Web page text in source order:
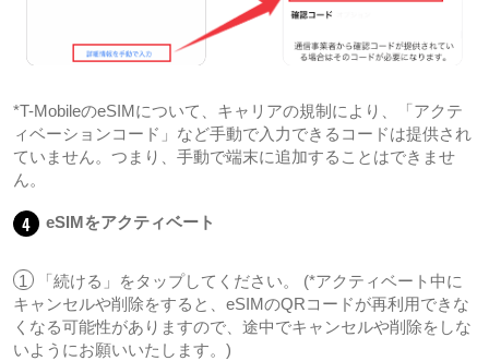
*T-MobileのeSIMについて、キャリアの規制により、「アクテ
ィベーションコード」など手動で入力できるコードは提供され
ていません。つまり、手動で端末に追加することはできませ
ん。
4 eSIMをアクティベート
1
「続ける」をタップしてください。 (*アクティベート中に
キャンセルや削除をすると、eSIMのQRコードが再利用できな
くなる可能性がありますので、途中でキャンセルや削除をしな
いようにお願いいたします。)